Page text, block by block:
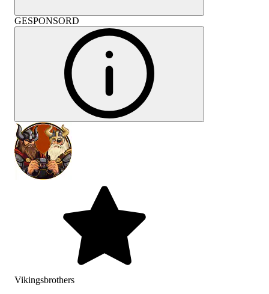
GESPONSORD
Vikingsbrothers